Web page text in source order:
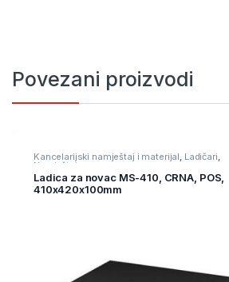
Povezani proizvodi
Kancelarijski namještaj i materijal, Ladičari,
Namještaj
Ladica za novac MS-410, CRNA, POS,
410x420x100mm